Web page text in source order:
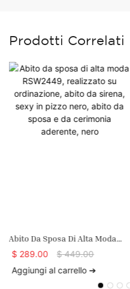
Prodotti Correlati
Abito Da Sposa Di Alta Moda
RSW2449, Realizzato Su
Sexy In Pizzo Nero, Abito Da
$ 289.00 $449.00
Aggiungi al carrello ➔